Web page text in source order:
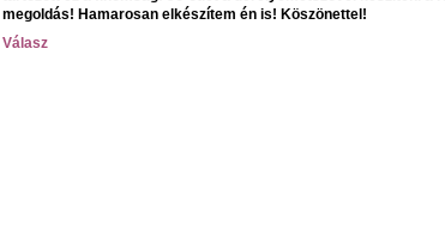
megoldás! Hamarosan elkészítem én is! Köszönettel!
Válasz